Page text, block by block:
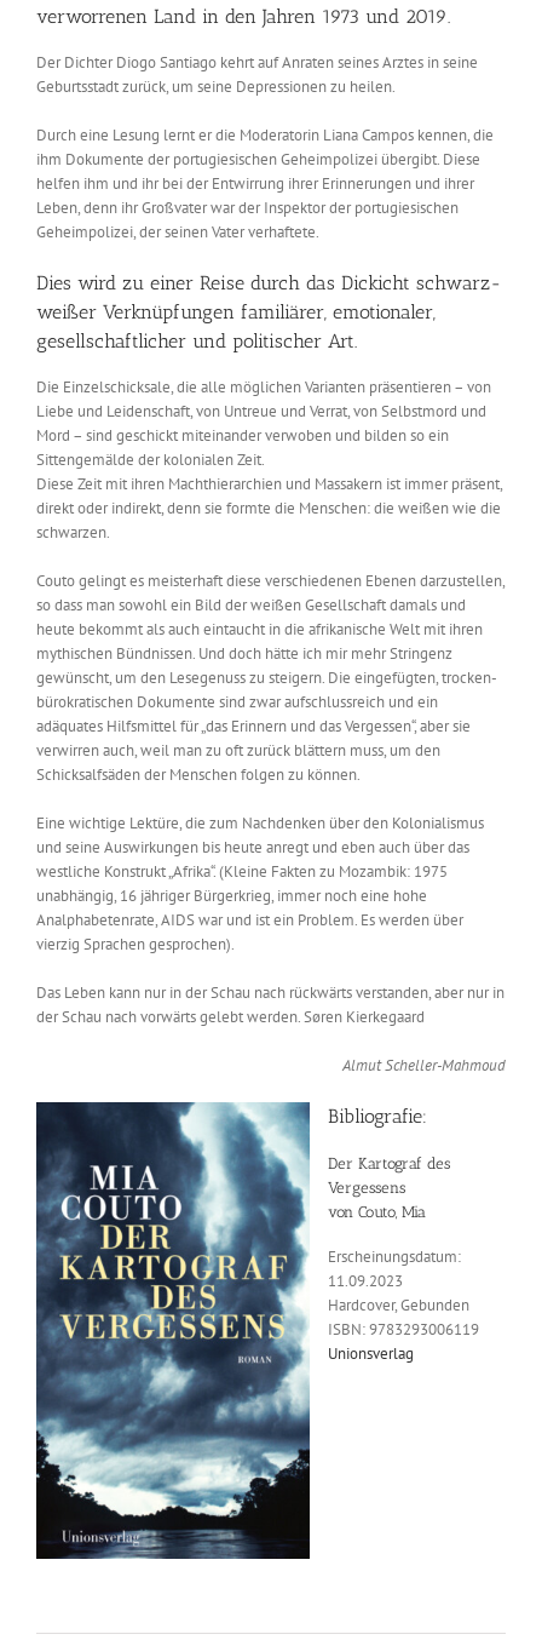
verworrenen Land in den Jahren 1973 und 2019.
Der Dichter Diogo Santiago kehrt auf Anraten seines Arztes in seine
Geburtsstadt zurück, um seine Depressionen zu heilen.
Durch eine Lesung lernt er die Moderatorin Liana Campos kennen, die
ihm Dokumente der portugiesischen Geheimpolizei übergibt. Diese
helfen ihm und ihr bei der Entwirrung ihrer Erinnerungen und ihrer
Leben, denn ihr Großvater war der Inspektor der portugiesischen
Geheimpolizei, der seinen Vater verhaftete.
Dies wird zu einer Reise durch das Dickicht schwarz-
weißer Verknüpfungen familiärer, emotionaler,
gesellschaftlicher und politischer Art.
Die Einzelschicksale, die alle möglichen Varianten präsentieren – von
Liebe und Leidenschaft, von Untreue und Verrat, von Selbstmord und
Mord – sind geschickt miteinander verwoben und bilden so ein
Sittengemälde der kolonialen Zeit.
Diese Zeit mit ihren Machthierarchien und Massakern ist immer präsent,
direkt oder indirekt, denn sie formte die Menschen: die weißen wie die
schwarzen.
Couto gelingt es meisterhaft diese verschiedenen Ebenen darzustellen,
so dass man sowohl ein Bild der weißen Gesellschaft damals und
heute bekommt als auch eintaucht in die afrikanische Welt mit ihren
mythischen Bündnissen. Und doch hätte ich mir mehr Stringenz
gewünscht, um den Lesegenuss zu steigern. Die eingefügten, trocken-
bürokratischen Dokumente sind zwar aufschlussreich und ein
adäquates Hilfsmittel für „das Erinnern und das Vergessen“, aber sie
verwirren auch, weil man zu oft zurück blättern muss, um den
Schicksalfsäden der Menschen folgen zu können.
Eine wichtige Lektüre, die zum Nachdenken über den Kolonialismus
und seine Auswirkungen bis heute anregt und eben auch über das
westliche Konstrukt „Afrika“. (Kleine Fakten zu Mozambik: 1975
unabhängig, 16 jähriger Bürgerkrieg, immer noch eine hohe
Analphabetenrate, AIDS war und ist ein Problem. Es werden über
vierzig Sprachen gesprochen).
Das Leben kann nur in der Schau nach rückwärts verstanden, aber nur in
der Schau nach vorwärts gelebt werden. Søren Kierkegaard
Almut Scheller-Mahmoud
Bibliografie:
Der Kartograf des
Vergessens
von Couto, Mia
Erscheinungsdatum:
11.09.2023
Hardcover, Gebunden
ISBN: 9783293006119
Unionsverlag